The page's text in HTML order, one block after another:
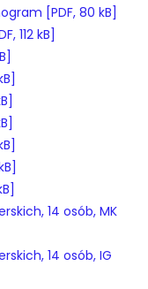
[PDF, 80 kB]
112 kB]
14 osób, MK
14 osób, IG